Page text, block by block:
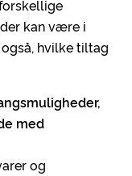
kan være i
hvilke tiltag
med
og